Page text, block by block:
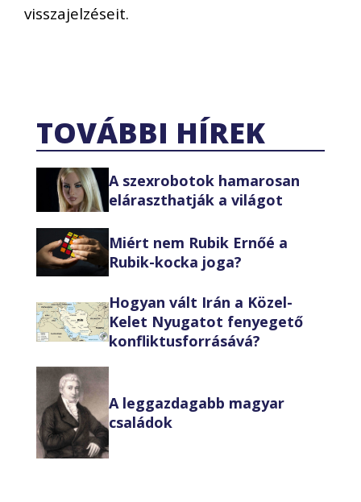
visszajelzéseit.
TOVÁBBI HÍREK
A szexrobotok hamarosan
eláraszthatják a világot
Miért nem Rubik Ernőé a
Rubik-kocka joga?
Hogyan vált Irán a Közel-
Kelet Nyugatot fenyegető
konfliktusforrásává?
A leggazdagabb magyar
családok